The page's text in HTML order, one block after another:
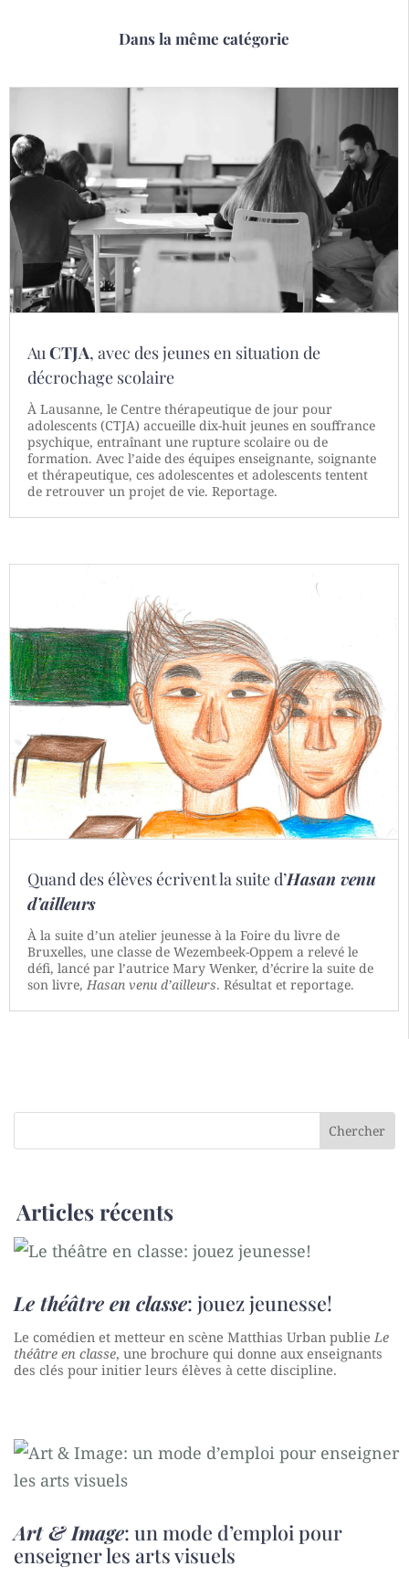
Dans la même catégorie
AuCTJA, avec des jeunes en situation de
décrochage scolaire
À Lausanne, le Centre thérapeutique de jour pour
adolescents (CTJA) accueille dix-huit jeunes en souffrance
psychique, entraînant une rupture scolaire ou de
formation. Avec l’aide des équipes enseignante, soignante
et thérapeutique, ces adolescentes et adolescents tentent
de retrouver un projet de vie. Reportage.
Quand des élèves écrivent la suite d’Hasan venu
d’ailleurs
À la suite d’un atelier jeunesse à la Foire du livre de
Bruxelles, une classe de Wezembeek-Oppem a relevé le
défi, lancé par l’autrice Mary Wenker, d’écrire la suite de
son livre, Hasan venu d’ailleurs. Résultat et reportage.
Articles récents
Le théâtre en classe: jouez jeunesse!
Le comédien et metteur en scène Matthias Urban publie Le
théâtre en classe, une brochure qui donne aux enseignants
des clés pour initier leurs élèves à cette discipline.
Art & Image: un mode d’emploi pour
enseigner les arts visuels